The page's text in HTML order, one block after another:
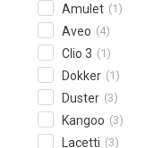
Amulet (1)
Aveo (4)
Clio 3 (1)
Dokker (1)
Duster (3)
Kangoo (3)
Lacetti (3)